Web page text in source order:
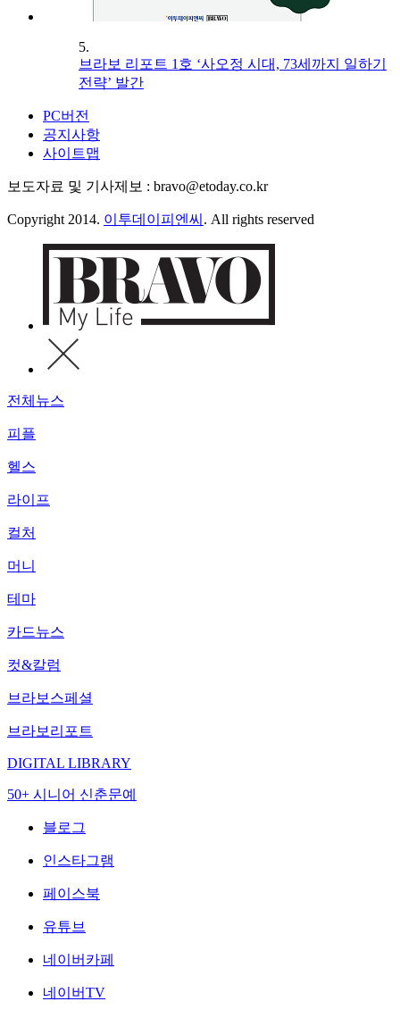
5.
브라보 리포트 1호 ‘사오정 시대, 73세까지 일하기
전략’ 발간
PC버전
공지사항
사이트맵
보도자료 및 기사제보 : bravo@etoday.co.kr
Copyright 2014. 이투데이피엔씨 . All rights reserved
전체뉴스
피플
헬스
라이프
컬처
머니
테마
카드뉴스
컷&칼럼
브라보스페셜
브라보리포트
DIGITAL LIBRARY
50+ 시니어 신춘문예
블로그
인스타그램
페이스북
유튜브
네이버카페
네이버TV